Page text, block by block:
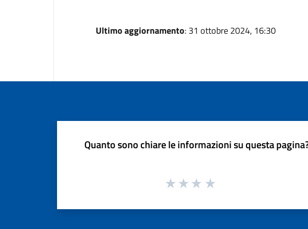
Ultimo aggiornamento: 31 ottobre 2024, 16:30
Quanto sono chiare le informazioni su questa